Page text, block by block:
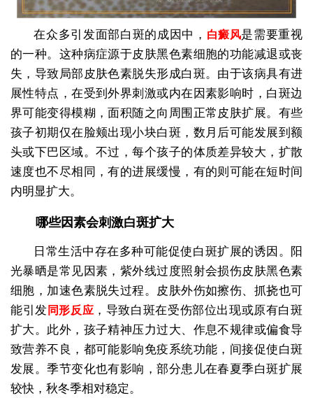
在众多引发面部白斑的成因中， 白癜风是需要重视
的一种。这种病症源于皮肤黑色素细胞的功能减退或丧
失，导致局部皮肤色素脱失形成白斑。由于该病具有进
展性特点，在受到外界刺激或内在因素影响时，白斑边
界可能变得模糊，面积随之向周围正常皮肤扩展。有些
孩子初期仅在脸颊出现小块白斑，数月后可能发展到额
头或下巴区域。不过，每个孩子的体质差异较大，扩散
速度也不尽相同，有的进展缓慢，有的则可能在短时间
内明显扩大。
哪些因素会刺激白斑扩大
日常生活中存在多种可能促使白斑扩展的诱因。阳
光暴晒是常见因素，紫外线过度照射会损伤皮肤黑色素
细胞，加速色素脱失过程。皮肤外伤如擦伤、抓挠也可
能引发 同形反应 ，导致白斑在受伤部位出现或原有白斑
扩大。此外，孩子精神压力过大、作息不规律或偏食导
致营养不良，都可能影响免疫系统功能，间接促使白斑
发展。季节变化也有影响，部分患儿在春夏季白斑扩展
较快，秋冬季相对稳定。